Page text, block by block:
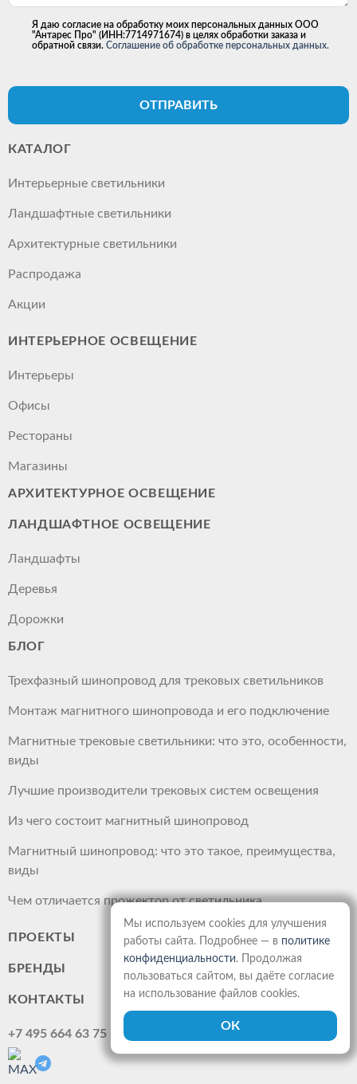
Я даю согласие на обработку моих персональных данных ООО
"Антарес Про" (ИНН:7714971674) в целях обработки заказа и
обратной связи. Соглашение об обработке персональных данных.
ОТПРАВИТЬ
КАТАЛОГ
Интерьерные светильники
Ландшафтные светильники
Архитектурные светильники
Распродажа
Акции
ИНТЕРЬЕРНОЕ ОСВЕЩЕНИЕ
Интерьеры
Офисы
Рестораны
Магазины
АРХИТЕКТУРНОЕ ОСВЕЩЕНИЕ
ЛАНДШАФТНОЕ ОСВЕЩЕНИЕ
Ландшафты
Деревья
Дорожки
БЛОГ
Трехфазный шинопровод для трековых светильников
Монтаж магнитного шинопровода и его подключение
Магнитные трековые светильники: что это, особенности,
виды
Лучшие производители трековых систем освещения
Из чего состоит магнитный шинопровод
Магнитный шинопровод: что это такое, преимущества,
виды
Чем отличается прожектор от светильника
ПРОЕКТЫ
БРЕНДЫ
КОНТАКТЫ
+7 495 664 63 75
Мы используем cookies для улучшения
работы сайта. Подробнее — в политике
конфиденциальности. Продолжая
пользоваться сайтом, вы даёте согласие
на использование файлов cookies.